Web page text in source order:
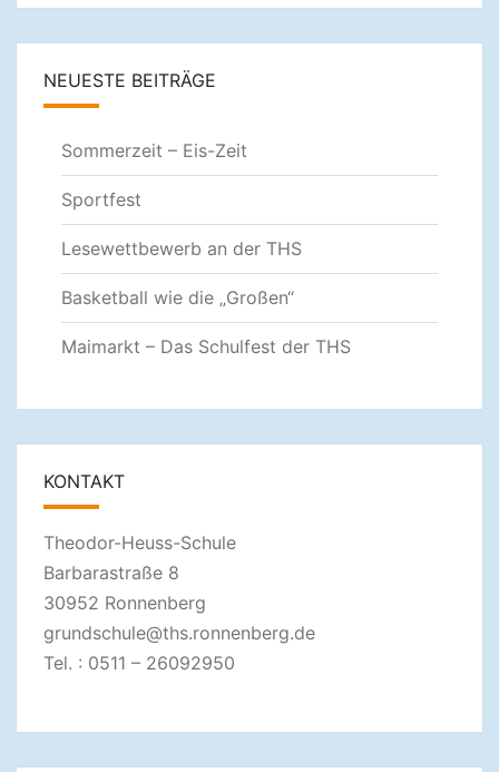
NEUESTE BEITRÄGE
Sommerzeit – Eis-Zeit
Sportfest
Lesewettbewerb an der THS
Basketball wie die „Großen“
Maimarkt – Das Schulfest der THS
KONTAKT
Theodor-Heuss-Schule
Barbarastraße 8
30952 Ronnenberg
grundschule@ths.ronnenberg.de
Tel. : 0511 – 26092950